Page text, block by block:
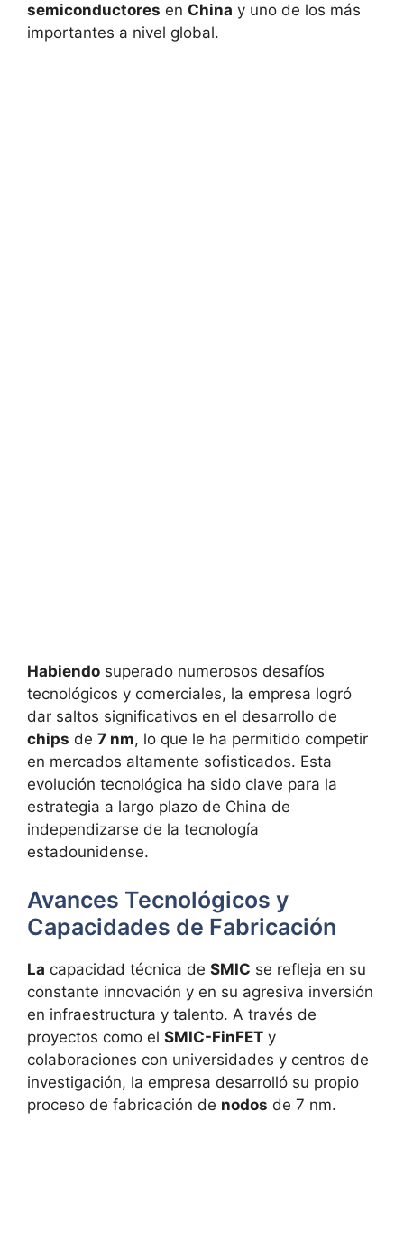
semiconductores en China y uno de los más
importantes a nivel global.
Habiendo superado numerosos desafíos
tecnológicos y comerciales, la empresa logró
dar saltos significativos en el desarrollo de
chips de 7 nm, lo que le ha permitido competir
en mercados altamente sofisticados. Esta
evolución tecnológica ha sido clave para la
estrategia a largo plazo de China de
independizarse de la tecnología
estadounidense.
Avances Tecnológicos y
Capacidades de Fabricación
La capacidad técnica de SMIC se refleja en su
constante innovación y en su agresiva inversión
en infraestructura y talento. A través de
proyectos como el SMIC-FinFET y
colaboraciones con universidades y centros de
investigación, la empresa desarrolló su propio
proceso de fabricación de nodos de 7 nm.